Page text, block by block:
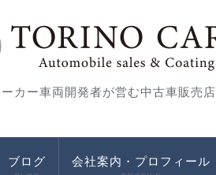
カー車両開発者が営む中古車販売店
ブログ 会社案内・プロフィール